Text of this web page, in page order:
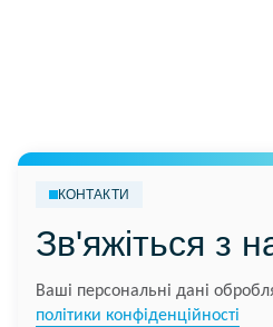
КОНТАКТИ
Зв'яжіться з
Ваші персональні дані
політики конфіденційності